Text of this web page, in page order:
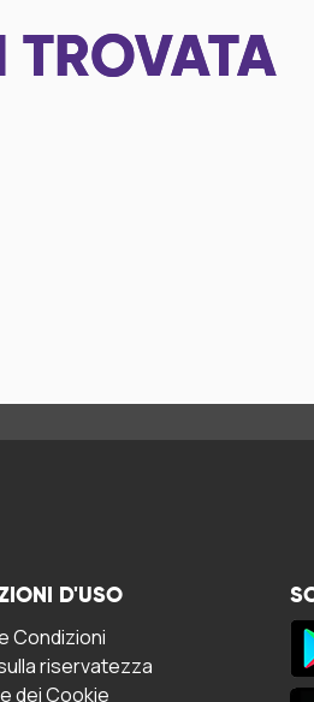
TROVATA
D'USO
Condizioni
riservatezza
dei Cookie